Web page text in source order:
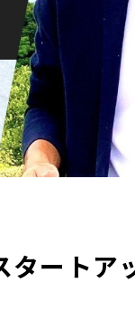
タートア